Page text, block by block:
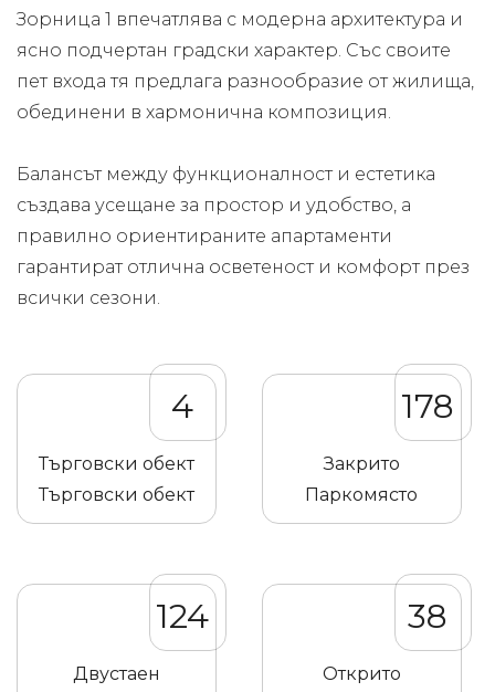
Зорница 1 впечатлява с модерна архитектура и
ясно подчертан градски характер. Със своите
пет входа тя предлага разнообразие от жилища,
обединени в хармонична композиция.
Балансът между функционалност и естетика
създава усещане за простор и удобство, а
правилно ориентираните апартаменти
гарантират отлична осветеност и комфорт през
всички сезони.
4
Търговски обект
Търговски обект
178
Закрито
Паркомясто
124
Двустаен
38
Открито